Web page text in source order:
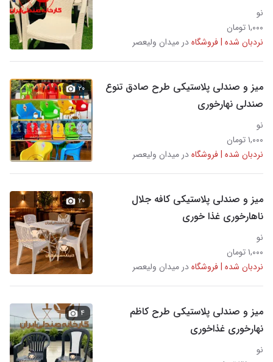
نو
۱,۰۰۰ تومان
نردبان شده | فروشگاهدر میدان ولیعصر
میز و صندلی پلاستیکی طرح صادق تنوع
صندلی نهارخوری
نو
۱,۰۰۰ تومان
نردبان شده | فروشگاهدر میدان ولیعصر
۲۰
میز و صندلی پلاستیکی کافه جلال
ناهارخوری غذا خوری
نو
۱,۰۰۰ تومان
نردبان شده | فروشگاهدر میدان ولیعصر
۲۰
میز و صندلی پلاستیکی طرح کاظم
نهارخوری غذاخوری
نو
۴